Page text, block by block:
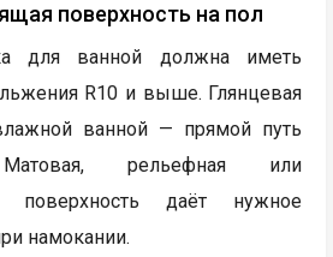
поверхность на пол
для ванной должна иметь
R10 и выше. Глянцевая
ванной — прямой путь
рельефная или
поверхность даёт нужное
намокании.